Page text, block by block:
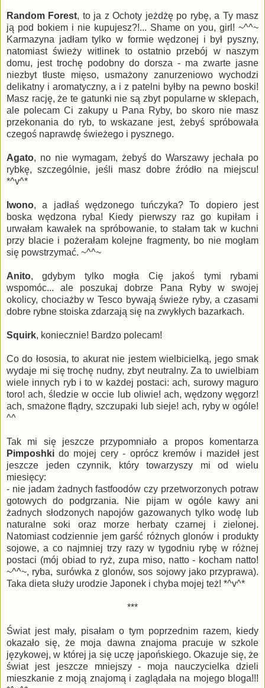
Random Forest, to ja z Ochoty jeżdżę po rybę, a Ty masz
ją pod bokiem i nie kupujesz?!... Shame on you, girl! ~^^~
Karmazyna jadłam tylko w formie wędzonej i był pyszny,
natomiast świeży witlinek to ostatnio przebój w naszym
domu, jest trochę podobny do dorsza - ma zwarte jasne
niezbyt tłuste mięso, usmażony zanurzeniowo wychodzi
delikatny i aromatyczny, a i z patelni byłby na pewno boski!
Masz rację, że te gatunki nie są zbyt popularne w sklepach,
ale polecam Ci zakupy u Pana Ryby, bo skoro nie masz
przekonania do ryb, to wskazane jest, żebyś spróbowała
czegoś naprawdę świeżego i pysznego.
Agato, no nie wymagam, żebyś do Warszawy jechała po
rybkę, szczególnie, jeśli masz dobre źródło na miejscu!
*^v^*
Iwono, a jadłaś wędzonego tuńczyka? To dopiero jest
boska wędzona ryba! Kiedy pierwszy raz go kupiłam i
urwałam kawałek na spróbowanie, to stałam tak w kuchni
przy blacie i pożerałam kolejne fragmenty, bo nie mogłam
się powstrzymać. ~^^~
Anito, gdybym tylko mogła Cię jakoś tymi rybami
wspomóc... ale poszukaj dobrze Pana Ryby w swojej
okolicy, chociażby w Tesco bywają świeże ryby, a czasami
dobre rybne stoiska zdarzają się na zwykłych bazarkach.
Squirk, koniecznie! Bardzo polecam!
Co do łososia, to akurat nie jestem wielbicielką, jego smak
wydaje mi się trochę nudny, zbyt neutralny. Za to uwielbiam
wiele innych ryb i to w każdej postaci: ach, surowy maguro
toro! ach, śledzie w occie lub oliwie! ach, wędzony węgorz!
ach, smażone flądry, szczupaki lub sieje! ach, ryby w ogóle!
^^
Tak mi się jeszcze przypomniało a propos komentarza
Pimposhki do mojej cery - oprócz kremów i mazideł jest
jeszcze jeden czynnik, który towarzyszy mi od wielu
miesięcy:
- nie jadam żadnych fastfoodów czy przetworzonych potraw
gotowych do podgrzania. Nie pijam w ogóle kawy ani
żadnych słodzonych napojów gazowanych tylko wodę lub
naturalne soki oraz morze herbaty czarnej i zielonej.
Natomiast codziennie jem garść różnych glonów i produkty
sojowe, a co najmniej trzy razy w tygodniu rybę w różnej
postaci (mój obiad to ryż, zupa miso, natto - kocham natto!
~^^~, ryba, surówka z glonów, sos sojowy jako przyprawa).
Taka dieta służy urodzie Japonek i chyba mojej też! *^v^*
***
Świat jest mały, pisałam o tym poprzednim razem, kiedy
okazało się, że moja dawna znajoma pracuje w szkole
językowej, w której ja się uczę japońskiego. Okazuje się, że
świat jest jeszcze mniejszy - moja nauczycielka dzieli
mieszkanie z moją znajomą i zaglądała na mojego bloga!!!